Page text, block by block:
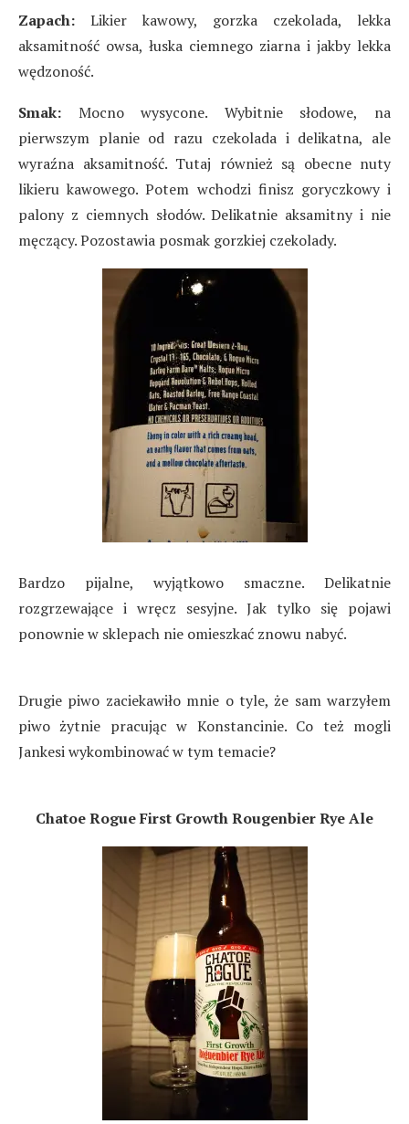
Zapach: Likier kawowy, gorzka czekolada, lekka
aksamitność owsa, łuska ciemnego ziarna i jakby lekka
wędzoność.
Smak: Mocno wysycone. Wybitnie słodowe, na
pierwszym planie od razu czekolada i delikatna, ale
wyraźna aksamitność. Tutaj również są obecne nuty
likieru kawowego. Potem wchodzi finisz goryczkowy i
palony z ciemnych słodów. Delikatnie aksamitny i nie
męczący. Pozostawia posmak gorzkiej czekolady.
Bardzo pijalne, wyjątkowo smaczne. Delikatnie
rozgrzewające i wręcz sesyjne. Jak tylko się pojawi
ponownie w sklepach nie omieszkać znowu nabyć.
Drugie piwo zaciekawiło mnie o tyle, że sam warzyłem
piwo żytnie pracując w Konstancinie. Co też mogli
Jankesi wykombinować w tym temacie?
Chatoe Rogue First Growth Rougenbier Rye Ale